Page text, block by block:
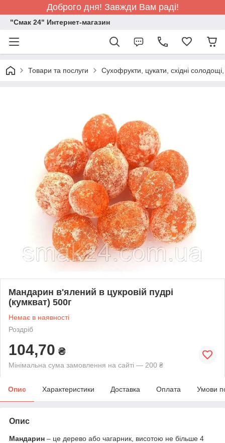
Доброго дня! Завжди Вам раді!
"Смак 24" Интернет-магазин
Товари та послуги Сухофрукти, цукати, східні солодощі,
Мандарин в'ялений в цукровій пудрі
(кумкват) 500г
Немає в наявності
Роздріб
104,70 ₴
Мінімальна сума замовлення на сайті — 200 ₴
Опис Характеристики Доставка Оплата Умови
Опис
Мандарин – це дерево або чагарник, висотою не більше 4